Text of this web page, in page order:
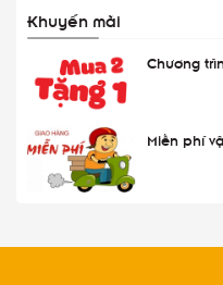
Khuyến mãi
Chương
Miễn phí